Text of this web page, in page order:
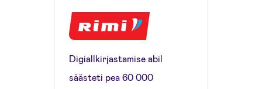
Digiallkirjastamise abil
säästeti pea 60 000